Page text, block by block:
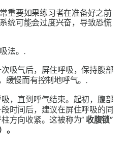
重要如果练习者在准备好之前
统可能会过度兴奋，导致恐慌
法。.
吸气后，屏住呼吸，保持腹部
缓慢而有控制地呼气。.
，直到呼气结束。起初，腹部
时间后，建议在屏住呼吸的同
方向收紧。这被称为“ 收腹锁”
。